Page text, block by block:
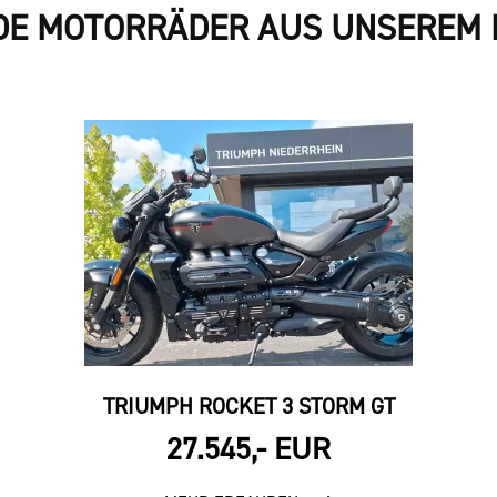
MOTORRÄDER AUS UNSEREM
TRIUMPH ROCKET 3 STORM GT
27.545,- EUR